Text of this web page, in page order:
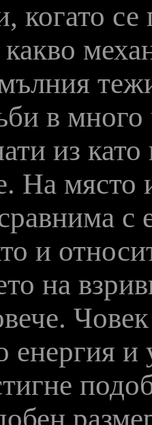
когато
какво
в
из
На място
с
и
на
енергия